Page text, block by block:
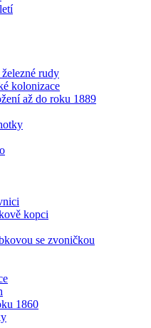
rudy
kolonizace
až do roku 1889
kopci
se zvoničkou
1860